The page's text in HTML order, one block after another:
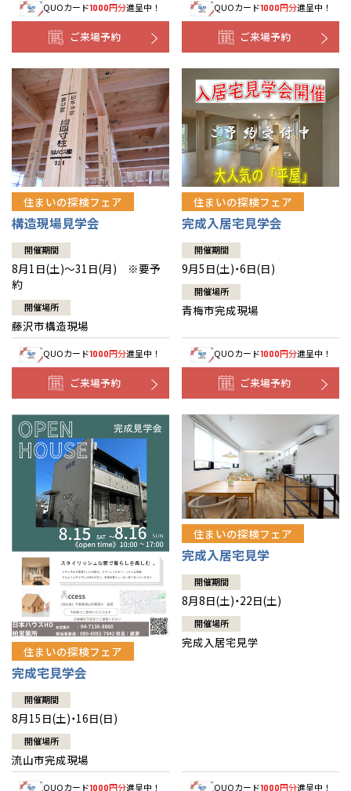
QUOカード1000円分進呈中！
ご来場予約
QUOカード1000円分進呈中！
ご来場予約
住まいの探検フェア
構造現場見学会
開催期間
8月1日(土)～31日(月) ※要予
約
開催場所
藤沢市構造現場
QUOカード1000円分進呈中！
ご来場予約
住まいの探検フェア
完成入居宅見学会
開催期間
9月5日(土)・6日(日)
開催場所
青梅市完成現場
QUOカード1000円分進呈中！
ご来場予約
住まいの探検フェア
完成宅見学会
開催期間
8月15日(土)・16日(日)
開催場所
流山市完成現場
QUOカード1000円分進呈中！
住まいの探検フェア
完成入居宅見学
開催期間
8月8日(土)・22日(土)
開催場所
完成入居宅見学
QUOカード1000円分進呈中！